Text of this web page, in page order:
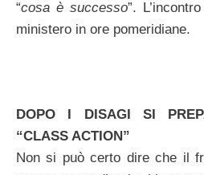
“cosa è successo”.
ministero in ore pomeridiane.
DOPO I DISAGI SI
“CLASS ACTION”
Non si può certo dire che il